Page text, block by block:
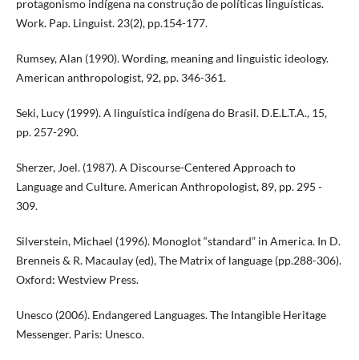
protagonismo indígena na construção de políticas linguísticas.
Work. Pap. Linguist. 23(2), pp.154-177.
Rumsey, Alan (1990). Wording, meaning and linguistic ideology.
American anthropologist, 92, pp. 346-361.
Seki, Lucy (1999). A linguística indígena do Brasil. D.E.L.T.A., 15,
pp. 257-290.
Sherzer, Joel. (1987). A Discourse-Centered Approach to
Language and Culture. American Anthropologist, 89, pp. 295 -
309.
Silverstein, Michael (1996). Monoglot “standard” in America. In D.
Brenneis & R. Macaulay (ed), The Matrix of language (pp.288-306).
Oxford: Westview Press.
Unesco (2006). Endangered Languages. The Intangible Heritage
Messenger. Paris: Unesco.